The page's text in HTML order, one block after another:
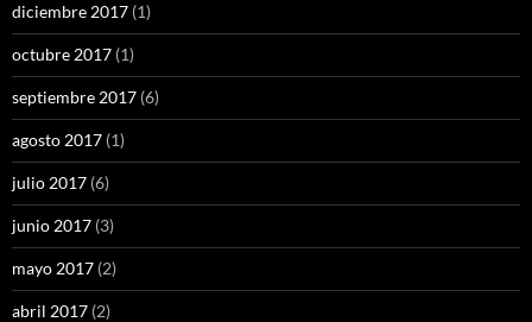
diciembre 2017 (1)
octubre 2017 (1)
septiembre 2017 (6)
agosto 2017 (1)
julio 2017 (6)
junio 2017 (3)
mayo 2017 (2)
abril 2017 (2)